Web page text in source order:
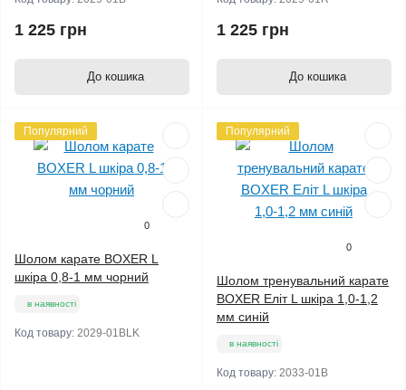
1 225 грн
До кошика
1 225 грн
До кошика
Популярний
0
Шолом карате BOXER L
шкіра 0,8-1 мм чорний
в наявності
Код товару: 2029-01BLK
Популярний
0
Шолом тренувальний карате
BOXER Еліт L шкіра 1,0-1,2
мм синій
в наявності
Код товару: 2033-01B